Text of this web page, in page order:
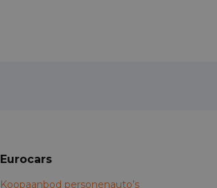
Eurocars
Koopaanbod personenauto’s